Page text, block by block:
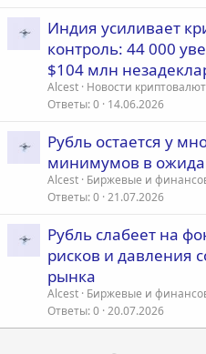
Индия усиливает
контроль: 44 000
$104 млн
Alcest Новости
Ответы 0 14.06.2026
Рубль остается у
минимумов в
Alcest Биржевые и
Ответы 0 21.07.2026
Рубль слабеет на
рисков и давления
рынка
Alcest Биржевые и
Ответы 0 20.07.2026